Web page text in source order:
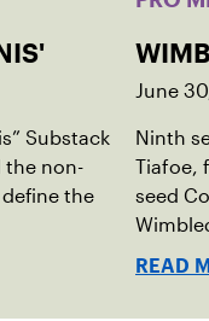
Substack
the non-
the
June
Ninth
Tiafoe,
seed
draws
READ